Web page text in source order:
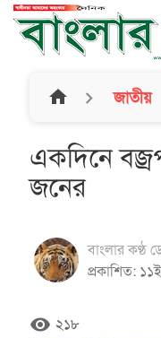
home জাতীয়
একদিনে
জনের
বাংলার কণ্ঠ
প্রকাশিত:
remove_red_eye ২১৮